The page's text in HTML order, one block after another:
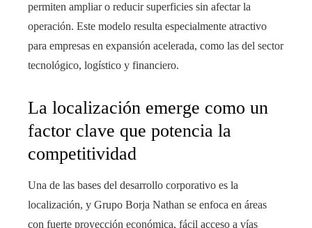
permiten ampliar o reducir superficies sin afectar la
operación. Este modelo resulta especialmente atractivo
para empresas en expansión acelerada, como las del sector
tecnológico, logístico y financiero.
La localización emerge como un
factor clave que potencia la
competitividad
Una de las bases del desarrollo corporativo es la
localización, y Grupo Borja Nathan se enfoca en áreas
con fuerte proyección económica, fácil acceso a vías